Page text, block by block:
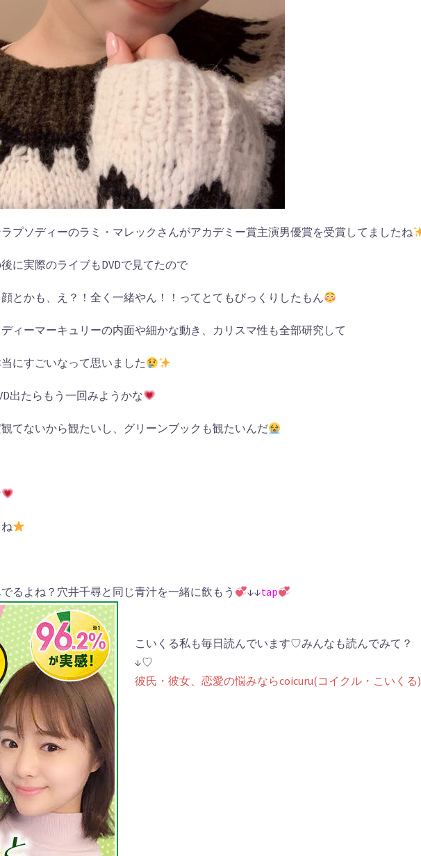
プソディーのラミ・マレックさんがアカデミー賞主演男優賞を受賞してましたね
に実際のライブもDVDで見てたので
とかも、え？！全く一緒やん！！ってとてもびっくりしたもん
ィーマーキュリーの内面や細かな動き、カリスマ性も全部研究して
にすごいなって思いました
出たらもう一回みようかな
てないから観たいし、グリーンブックも観たいんだ
るよね？穴井千尋と同じ青汁を一緒に飲もう ↓↓tap
こいくる私も毎日読んでいます♡みんなも読んでみて？
↓♡
彼氏・彼女、恋愛の悩みならcoicuru(コイクル・こいくる)